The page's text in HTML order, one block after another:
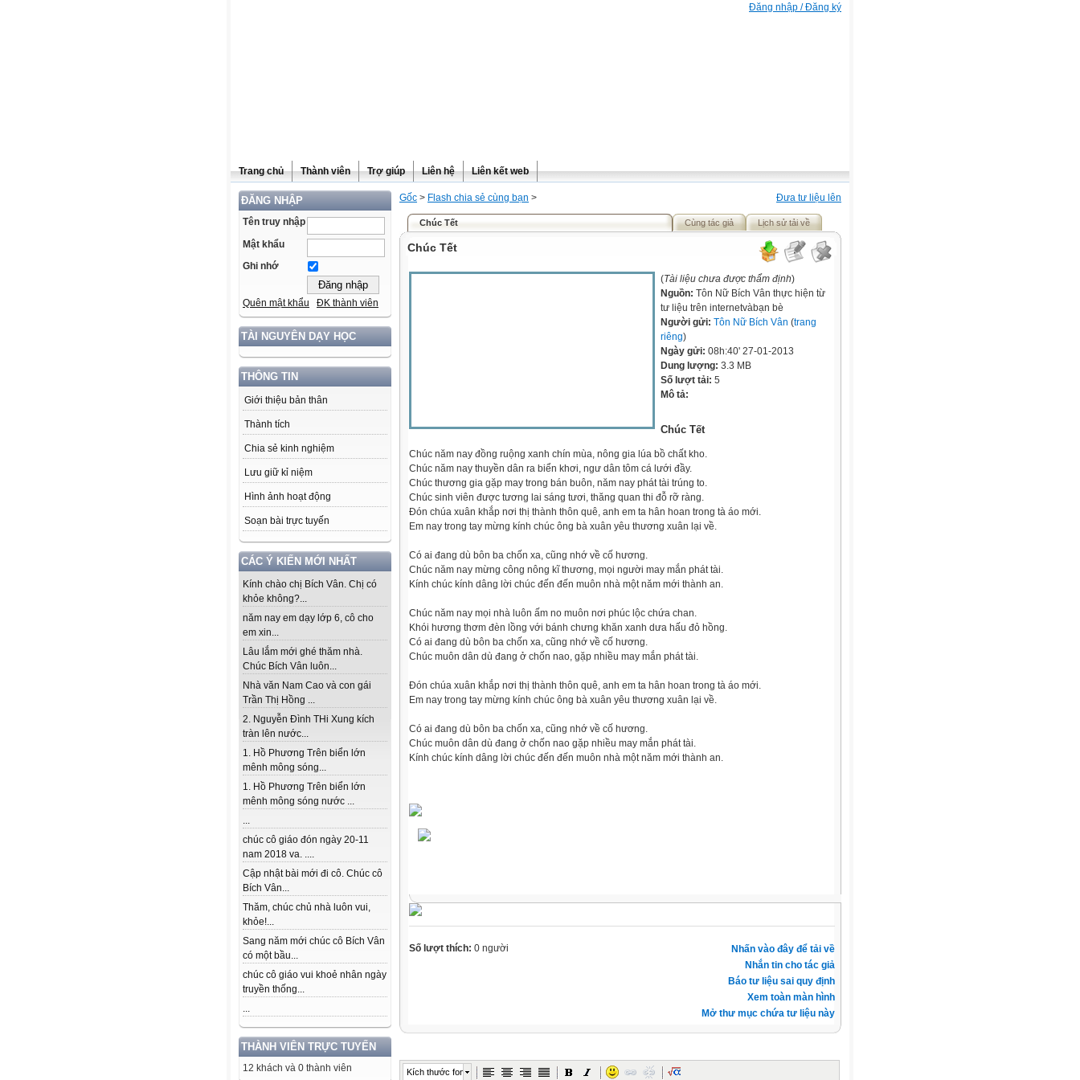
Đăng nhập / Đăng ký
Trang chủ Thành viên Trợ giúp Liên hệ Liên kết web
ĐĂNG NHẬP
Tên truy nhập
Mật khẩu
Ghi nhớ
Quên mật khẩu ĐK thành viên
TÀI NGUYÊN DẠY HỌC
THÔNG TIN
Giới thiệu bản thân
Thành tích
Chia sẻ kinh nghiệm
Lưu giữ kỉ niệm
Hình ảnh hoạt động
Soạn bài trực tuyến
CÁC Ý KIẾN MỚI NHẤT
Kính chào chị Bích Vân. Chị có
khỏe không?...
năm nay em dạy lớp 6, cô cho
em xin...
Lâu lắm mới ghé thăm nhà.
Chúc Bích Vân luôn...
Nhà văn Nam Cao và con gái
Trần Thị Hồng ...
2. Nguyễn Đình THi Xung kích
tràn lên nước...
1. Hồ Phương Trên biển lớn
mênh mông sóng...
1. Hồ Phương Trên biển lớn
mênh mông sóng nước ...
...
chúc cô giáo đón ngày 20-11
nam 2018 va. ....
Cập nhật bài mới đi cô. Chúc cô
Bích Vân...
Thăm, chúc chủ nhà luôn vui,
khỏe!...
Sang năm mới chúc cô Bích Vân
có một bầu...
chúc cô giáo vui khoẻ nhân ngày
truyền thống...
...
THÀNH VIÊN TRỰC TUYẾN
12 khách và 0 thành viên
Đưa tư liệu lên
Gốc > Flash chia sẻ cùng bạn >
Chúc Tết Cùng tác giả Lịch sử tải về
Chúc Tết
(Tài liệu chưa được thẩm định)
Nguồn: Tôn Nữ Bích Vân thực hiện từ
tư liệu trên internetvàbạn bè
Người gửi: Tôn Nữ Bích Vân (trang
riêng)
Ngày gửi: 08h:40' 27-01-2013
Dung lượng: 3.3 MB
Số lượt tải: 5
Mô tả:
Chúc Tết
Chúc năm nay đồng ruộng xanh chín mùa, nông gia lúa bồ chất kho.
Chúc năm nay thuyền dân ra biển khơi, ngư dân tôm cá lưới đầy.
Chúc thương gia gặp may trong bán buôn, năm nay phát tài trúng to.
Chúc sinh viên được tương lai sáng tươi, thăng quan thi đỗ rỡ ràng.
Đón chúa xuân khắp nơi thị thành thôn quê, anh em ta hân hoan trong tà áo mới.
Em nay trong tay mừng kính chúc ông bà xuân yêu thương xuân lại về.
Có ai đang dù bôn ba chốn xa, cũng nhớ về cố hương.
Chúc năm nay mừng công nông kĩ thương, mọi người may mắn phát tài.
Kính chúc kính dâng lời chúc đến đến muôn nhà một năm mới thành an.
Chúc năm nay mọi nhà luôn ấm no muôn nơi phúc lộc chứa chan.
Khói hương thơm đèn lồng với bánh chưng khăn xanh dưa hấu đỏ hồng.
Có ai đang dù bôn ba chốn xa, cũng nhớ về cố hương.
Chúc muôn dân dù đang ở chốn nao, gặp nhiều may mắn phát tài.
Đón chúa xuân khắp nơi thị thành thôn quê, anh em ta hân hoan trong tà áo mới.
Em nay trong tay mừng kính chúc ông bà xuân yêu thương xuân lại về.
Có ai đang dù bôn ba chốn xa, cũng nhớ về cố hương.
Chúc muôn dân dù đang ở chốn nao gặp nhiều may mắn phát tài.
Kính chúc kính dâng lời chúc đến đến muôn nhà một năm mới thành an.
Nhấn vào đây để tải về
Nhắn tin cho tác giả
Báo tư liệu sai quy định
Xem toàn màn hình
Mở thư mục chứa tư liệu này
Số lượt thích: 0 người
Kích thước font